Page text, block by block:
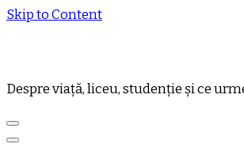
Skip to Content
Despre viață, liceu, studenție și ce